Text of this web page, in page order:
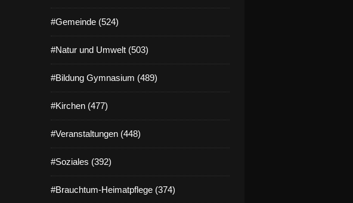
#Gemeinde (524)
#Natur und Umwelt (503)
#Bildung Gymnasium (489)
#Kirchen (477)
#Veranstaltungen (448)
#Soziales (392)
#Brauchtum-Heimatpflege (374)